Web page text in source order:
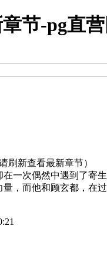
节-pg直
刷新查看最新章节）
一次偶然中遇到了寄
，而他和顾玄都，在